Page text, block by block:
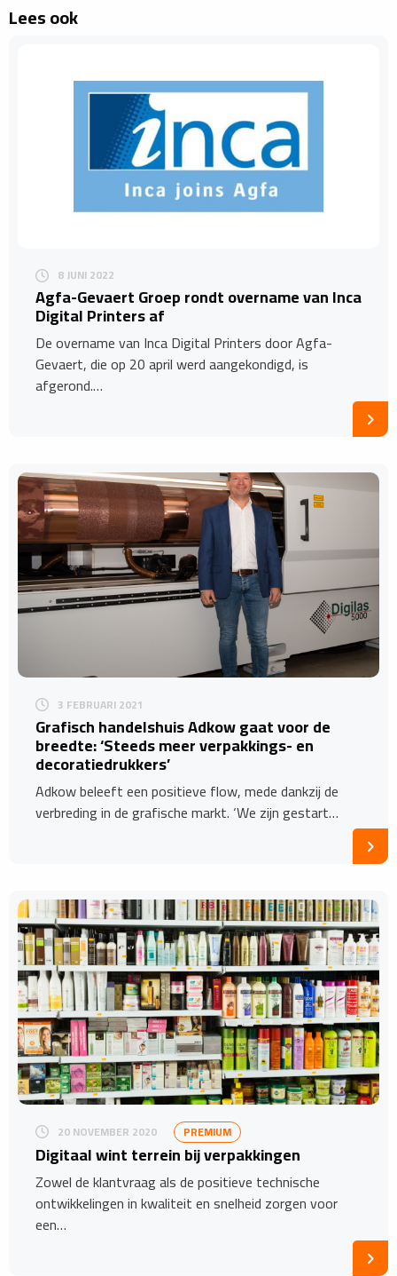
Lees ook
8 JUNI 2022
Agfa-Gevaert Groep rondt overname van Inca
Digital Printers af
De overname van Inca Digital Printers door Agfa-
Gevaert, die op 20 april werd aangekondigd, is
afgerond.…
3 FEBRUARI 2021
Grafisch handelshuis Adkow gaat voor de
breedte: ‘Steeds meer verpakkings- en
decoratiedrukkers’
Adkow beleeft een positieve flow, mede dankzij de
verbreding in de grafische markt. ‘We zijn gestart…
20 NOVEMBER 2020 PREMIUM
Digitaal wint terrein bij verpakkingen
Zowel de klantvraag als de positieve technische
ontwikkelingen in kwaliteit en snelheid zorgen voor
een…